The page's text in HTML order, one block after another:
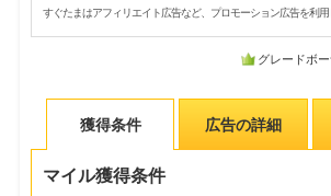
すぐたまはアフィリエイト広告など、プロモーション広告を利
グレードボー
獲得条件 広告の詳細
マイル獲得条件